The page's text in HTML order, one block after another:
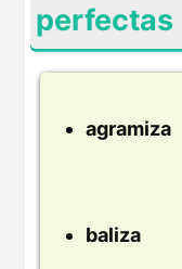
perfectas
agramiza
baliza